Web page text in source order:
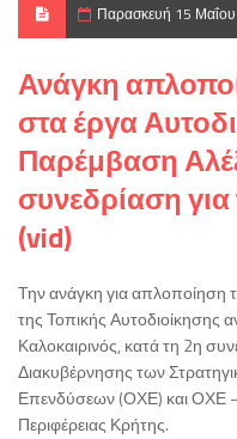
Παρασκευή 15
Ανάγκη
στα έργα
Παρέμβαση
συνεδρίαση
(vid)
Την ανάγκη για απλοποίηση
της Τοπικής Αυτοδιοίκησης
Καλοκαιρινός, κατά τη 2η
Διακυβέρνησης των
Επενδύσεων (ΟΧΕ) και ΟΧΕ
Περιφέρειας Κρήτης.